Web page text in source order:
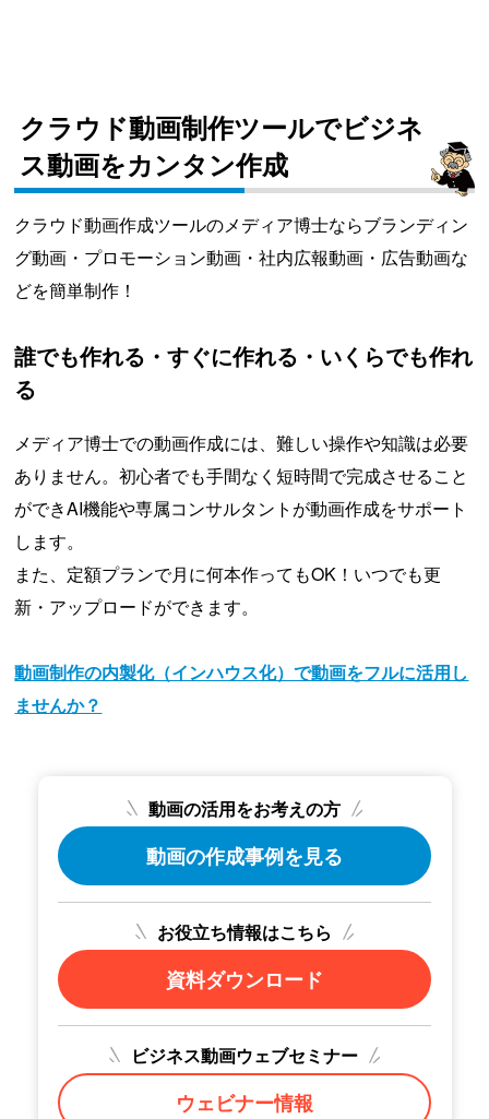
クラウド動画制作ツールでビジネ
ス動画をカンタン作成
クラウド動画作成ツールのメディア博士ならブランディン
グ動画・プロモーション動画・社内広報動画・広告動画な
どを簡単制作！
誰でも作れる・すぐに作れる・いくらでも作れ
る
メディア博士での動画作成には、難しい操作や知識は必要
ありません。初心者でも手間なく短時間で完成させること
ができAI機能や専属コンサルタントが動画作成をサポート
します。
また、定額プランで月に何本作ってもOK！いつでも更
新・アップロードができます。
動画制作の内製化（インハウス化）で動画をフルに活用し
ませんか？
動画の活用をお考えの方
動画の作成事例を見る
お役立ち情報はこちら
資料ダウンロード
ビジネス動画ウェブセミナー
ウェビナー情報